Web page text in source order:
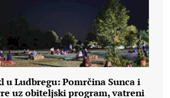
u Ludbregu: Pomrčina Sunca i
uz obiteljski program, vatreni